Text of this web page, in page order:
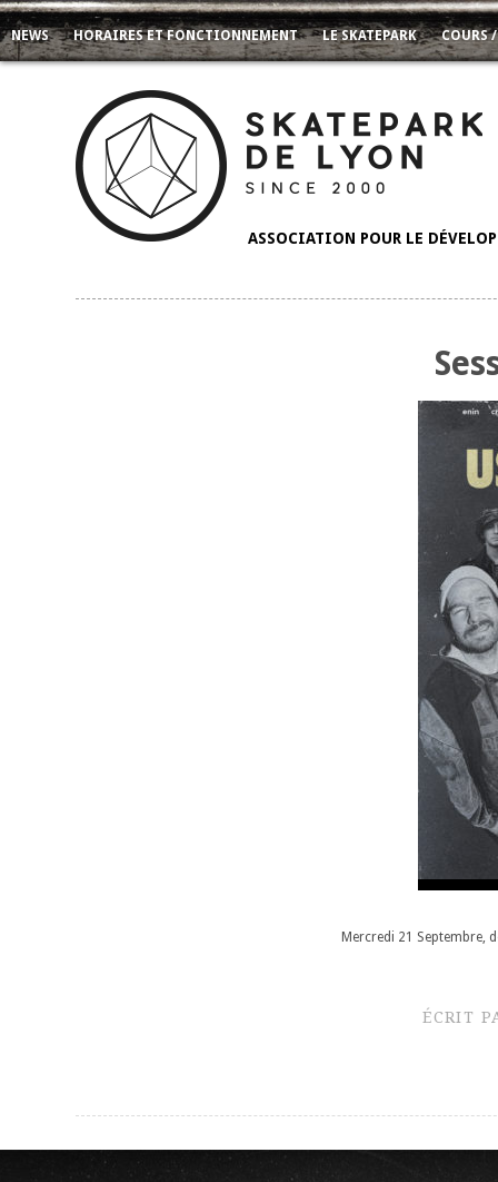
NEWS HORAIRES ET FONCTIONNEMENT LE SKATEPARK COURS
ASSOCIATION POUR LE
Mercredi 21 Septembre,
ÉCRIT